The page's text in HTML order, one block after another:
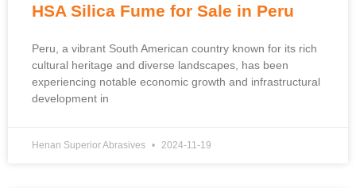
HSA Silica Fume for Sale in Peru
Peru a vibrant South American country known for its rich
cultural heritage and diverse landscapes has been
experiencing notable economic growth and infrastructural
development in
Henan Superior Abrasives 2024-11-19